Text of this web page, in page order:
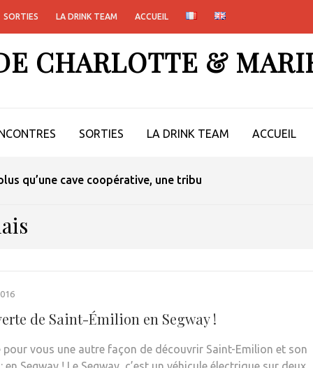
SORTIES LA DRINK TEAM ACCUEIL
CHARLOTTE &
SORTIES LA DRINK TEAM ACCUEIL
qu’une cave coopérative, une tribu
de Saint-Émilion en Segway !
pour vous une autre façon de découvrir Saint-Emilion et son